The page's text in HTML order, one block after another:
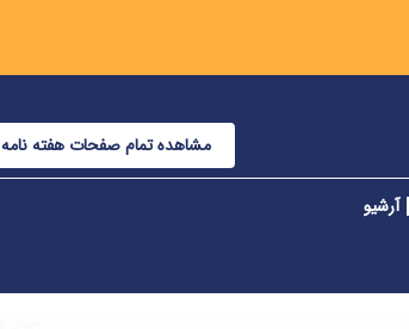
مشاهده تمام صفحات هفته نامه
آرشیو